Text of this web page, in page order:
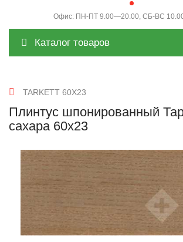
Офис: ПН-ПТ 9.00—20.00, СБ-ВС
Каталог товаров
TARKETT 60X23
Плинтус шпонированный
сахара 60x23